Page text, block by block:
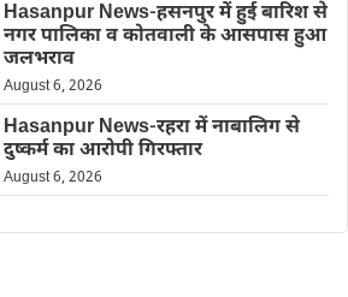
Hasanpur News-हसनपुर में हुई बारिश से
नगर पालिका व कोतवाली के आसपास हुआ
जलभराव
August 6, 2026
Hasanpur News-रहरा में नाबालिग से
दुष्कर्म का आरोपी गिरफ्तार
August 6, 2026